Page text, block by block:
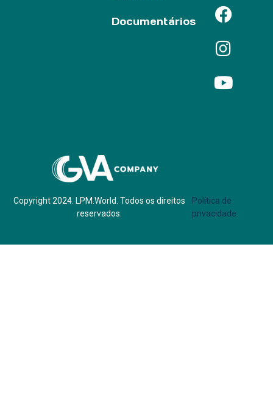
Documentários
Copyright 2024. LPM.World. Todos os direitos
reservados.
Política de
privacidade.